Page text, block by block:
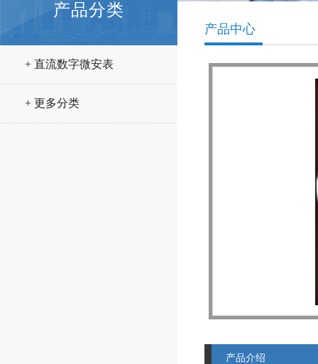
产品分类
+ 直流数字微安表
+ 更多分类
产品中心
产品介绍